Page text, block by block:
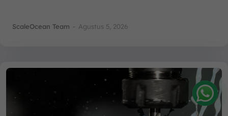
ScaleOcean Team - Agustus 5, 2026
Amelia